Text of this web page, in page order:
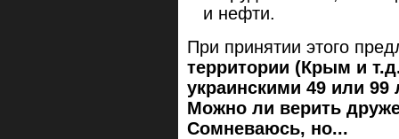
и нефти.
При принятии этого
территории (Крым и
украинскими 49 или 99
Можно ли верить
Сомневаюсь, но...